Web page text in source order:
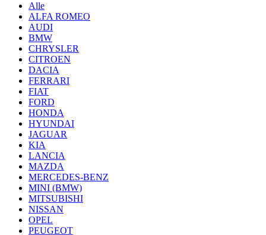
Alle
ALFA ROMEO
AUDI
BMW
CHRYSLER
CITROEN
DACIA
FERRARI
FIAT
FORD
HONDA
HYUNDAI
JAGUAR
KIA
LANCIA
MAZDA
MERCEDES-BENZ
MINI (BMW)
MITSUBISHI
NISSAN
OPEL
PEUGEOT